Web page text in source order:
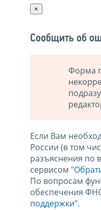
×
Сообщить об
Форма
Если Вам
России (в том
разъяснения по
сервисом
По вопросам
обеспечения
поддержки".